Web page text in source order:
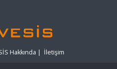
Hakkında | İletişim